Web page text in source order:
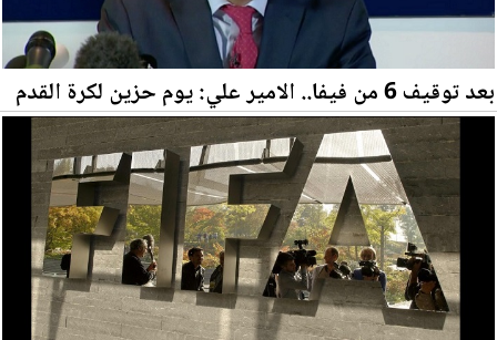
بعد توقيف 6 من فيفا.. الامير علي: يوم حزين لكرة القدم